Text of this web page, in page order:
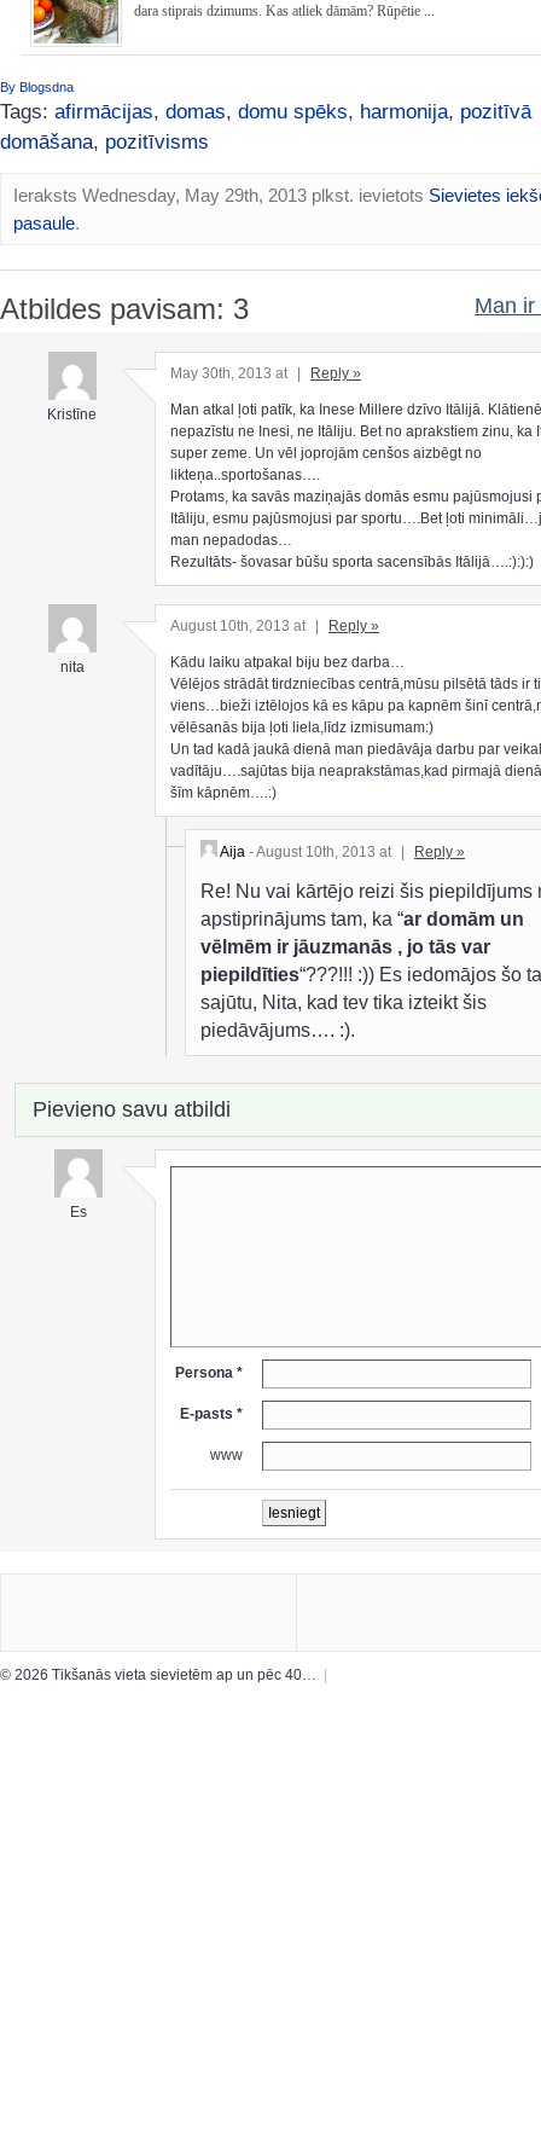
dara stiprais dzimums. Kas atliek dāmām? Rūpētie ...
By Blogsdna
Tags: afirmācijas, domas, domu spēks, harmonija, pozitīvā
domāšana, pozitīvisms
Ieraksts Wednesday, May 29th, 2013 plkst. ievietots Sievietes
pasaule.
Atbildes pavisam: 3 Man ir
Kristīne
May 30th, 2013 at Reply »
Man atkal ļoti patīk, ka Inese Millere dzīvo Itālijā. Klātienē
nepazīstu ne Inesi, ne Itāliju. Bet no aprakstiem zinu, ka
super zeme. Un vēl joprojām cenšos aizbēgt no
likteņa..sportošanas….
Protams, ka savās maziņajās domās esmu pajūsmojusi
Itāliju, esmu pajūsmojusi par sportu….Bet ļoti
man nepadodas…
Rezultāts- šovasar būšu sporta sacensībās Itālijā….:):):)
nita
August 10th, 2013 at Reply »
Kādu laiku atpakal biju bez darba…
Vēlējos strādāt tirdzniecības centrā,mūsu pilsētā tāds ir
viens…bieži iztēlojos kā es kāpu pa kapnēm šinī
vēlēsanās bija ļoti liela,līdz izmisumam:)
Un tad kadā jaukā dienā man piedāvāja darbu par
vadītāju….sajūtas bija neaprakstāmas,kad pirmajā
šīm kāpnēm….:)
Aija - August 10th, 2013 at | Reply »
Re! Nu vai kārtējo reizi šis piepildījums
apstiprinājums tam, ka “ar domām un
vēlmēm ir jāuzmanās , jo tās var
piepildīties“???!!! :)) Es iedomājos šo
sajūtu, Nita, kad tev tika izteikt šis
piedāvājums…. :).
Pievieno savu atbildi
Es
Persona *
E-pasts *
www
© 2026 Tikšanās vieta sievietēm ap un pēc 40…